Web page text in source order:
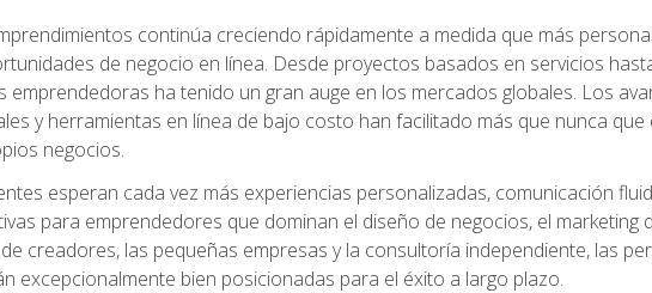
continúa creciendo rápidamente a medida que más
de negocio en línea. Desde proyectos basados en servicios
emprendedoras ha tenido un gran auge en los mercados globales. Los
y herramientas en línea de bajo costo han facilitado más que nunca
negocios.
esperan cada vez más experiencias personalizadas, comunicación
para emprendedores que dominan el diseño de negocios, el marketing
creadores, las pequeñas empresas y la consultoría independiente, las
excepcionalmente bien posicionadas para el éxito a largo plazo.